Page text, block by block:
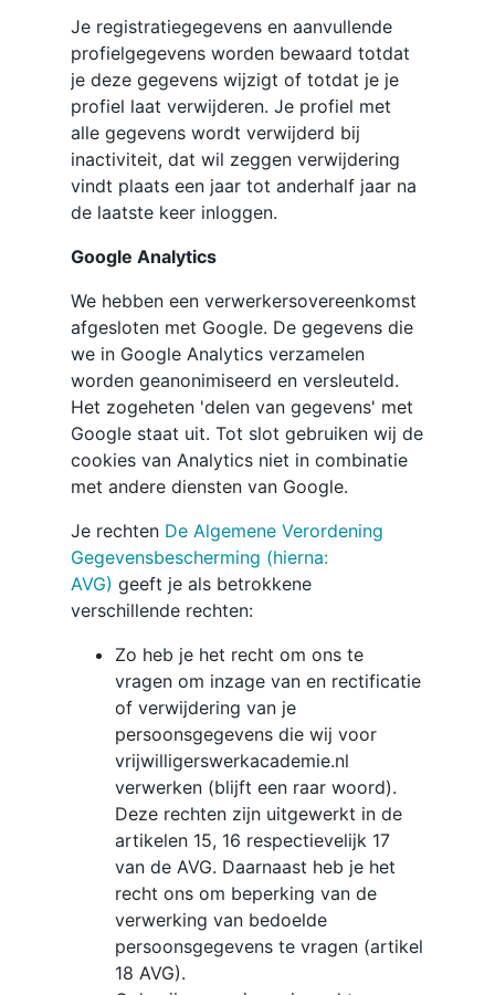
Je registratiegegevens en aanvullende
profielgegevens worden bewaard totdat
je deze gegevens wijzigt of totdat je je
profiel laat verwijderen. Je profiel met
alle gegevens wordt verwijderd bij
inactiviteit, dat wil zeggen verwijdering
vindt plaats een jaar tot anderhalf jaar na
de laatste keer inloggen.
Google Analytics
We hebben een verwerkersovereenkomst
afgesloten met Google. De gegevens die
we in Google Analytics verzamelen
worden geanonimiseerd en versleuteld.
Het zogeheten 'delen van gegevens' met
Google staat uit. Tot slot gebruiken wij de
cookies van Analytics niet in combinatie
met andere diensten van Google.
Je rechten De Algemene Verordening
Gegevensbescherming (hierna:
AVG) geeft je als betrokkene
verschillende rechten:
Zo heb je het recht om ons te
vragen om inzage van en rectificatie
of verwijdering van je
persoonsgegevens die wij voor
vrijwilligerswerkacademie.nl
verwerken (blijft een raar woord).
Deze rechten zijn uitgewerkt in de
artikelen 15, 16 respectievelijk 17
van de AVG. Daarnaast heb je het
recht ons om beperking van de
verwerking van bedoelde
persoonsgegevens te vragen (artikel
18 AVG).